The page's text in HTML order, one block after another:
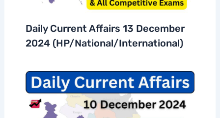
Daily Current Affairs 13 December
2024 (HP/National/International)